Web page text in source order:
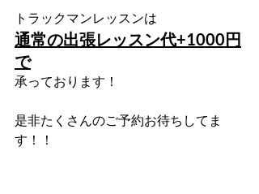
トラックマンレッスンは
通常の出張レッスン代+1000円
で
承っております！
是非たくさんのご予約お待ちしてま
す！！